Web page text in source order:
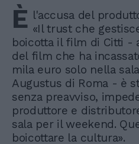
È l'accusa del
«Il trust che
boicotta il film di Citti -
del film che ha
mila euro solo nella
Augustus di Roma - è
senza preavviso,
produttore e
sala per il weekend.
boicottare la cultura».